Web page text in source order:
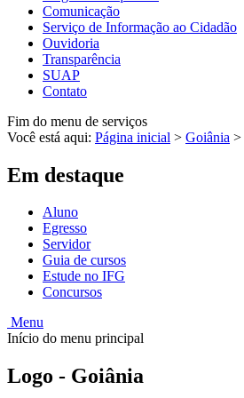
Comunicação
Serviço de Informação ao Cidadão
Ouvidoria
Transparência
SUAP
Contato
Fim do menu de serviços
Você está aqui: Página inicial > Goiânia >
Em destaque
Aluno
Egresso
Servidor
Guia de cursos
Estude no IFG
Concursos
Menu
Início do menu principal
Logo - Goiânia